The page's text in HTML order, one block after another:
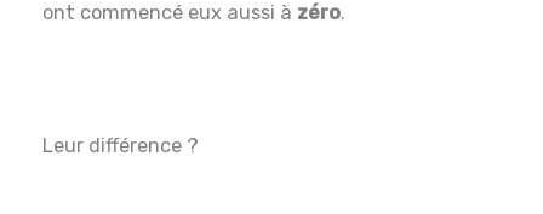
ont commencé eux aussi à zéro.
Leur différence ?